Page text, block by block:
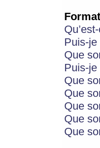
Puis-je
Que
Puis-je
Que
Que
Que
Que
Que